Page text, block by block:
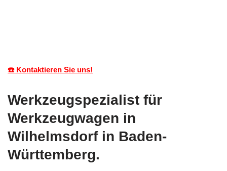
☎️ Kontaktieren Sie uns!
Werkzeugspezialist für
Werkzeugwagen in
Wilhelmsdorf in Baden-
Württemberg.